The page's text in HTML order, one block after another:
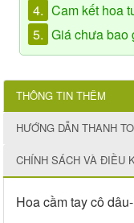
4. Cam kết hoa
5. Giá chưa bao
THÔNG TIN THÊM
HƯỚNG DẪN THANH
CHÍNH SÁCH VÀ ĐIỀU
Hoa cầm tay cô